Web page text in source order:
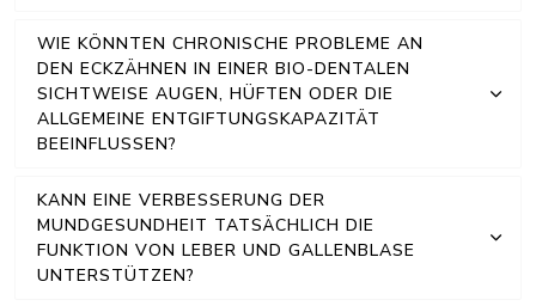
WIE KÖNNTEN CHRONISCHE PROBLEME AN
DEN ECKZÄHNEN IN EINER BIO-DENTALEN
SICHTWEISE AUGEN, HÜFTEN ODER DIE
ALLGEMEINE ENTGIFTUNGSKAPAZITÄT
BEEINFLUSSEN?
KANN EINE VERBESSERUNG DER
MUNDGESUNDHEIT TATSÄCHLICH DIE
FUNKTION VON LEBER UND GALLENBLASE
UNTERSTÜTZEN?